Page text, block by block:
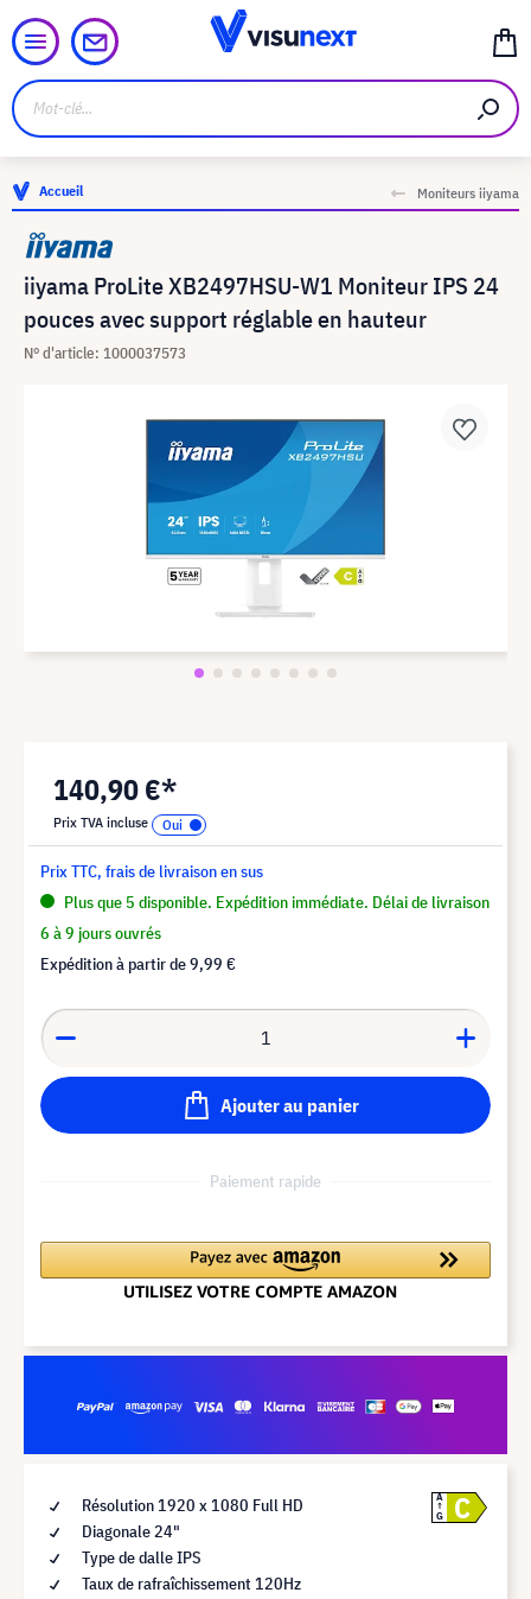
Accueil Moniteurs iiyama
iiyama ProLite XB2497HSU-W1 Moniteur IPS 24
pouces avec support réglable en hauteur
N° d'article: 1000037573
140,90 €*
Prix TVA incluse
Prix TTC, frais de livraison en sus
Plus que 5 disponible. Expédition immédiate. Délai de livraison
6 à 9 jours ouvrés
Expédition à partir de9,99 €
Ajouter au panier
Paiement rapide
Résolution 1920 x 1080 Full HD
Diagonale 24"
Type de dalle IPS
Taux de rafraîchissement 120Hz
A
G
C